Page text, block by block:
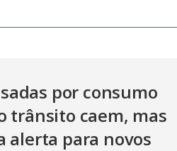
por consumo
trânsito caem, mas
alerta para novos